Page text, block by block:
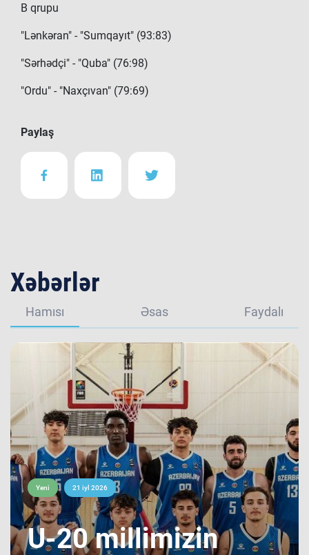
B qrupu
"Lənkəran" - "Sumqayıt" (93:83)
"Sərhədçi" - "Quba" (76:98)
"Ordu" - "Naxçıvan" (79:69)
Paylaş
Xəbərlər
Hamısı Əsas Faydalı
Yeni 21 iyl 2026
​U-20 millimizin